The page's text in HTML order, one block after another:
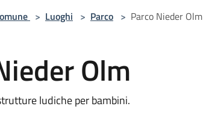
> Luoghi > Parco > Parco Nieder Olm
Olm
ludiche per bambini.